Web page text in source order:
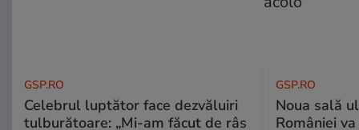
GSP.RO
Celebrul luptător face dezvăluiri
tulburătoare: „Mi-am făcut de râs
GSP.RO
Noua sală
României